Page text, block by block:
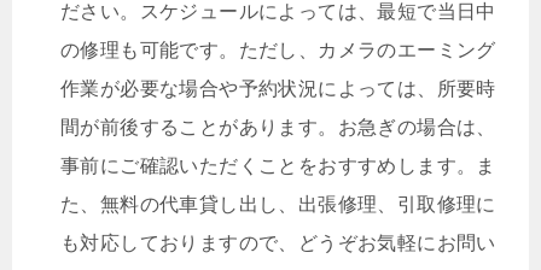
ださい。スケジュールによっては、最短で当日中
の修理も可能です。ただし、カメラのエーミング
作業が必要な場合や予約状況によっては、所要時
間が前後することがあります。お急ぎの場合は、
事前にご確認いただくことをおすすめします。ま
た、無料の代車貸し出し、出張修理、引取修理に
も対応しておりますので、どうぞお気軽にお問い